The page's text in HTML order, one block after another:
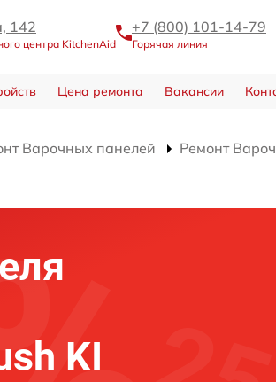
142
центра KitchenAid
+7 (800) 101-14-79
Горячая линия
Цена ремонта Вакансии
Варочных панелей
Ремонт
KI